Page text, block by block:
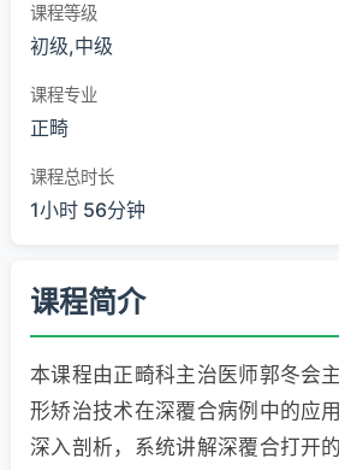
课程等级
初级,中级
课程专业
正畸
课程总时长
1小时 56分钟
课程简介
本课程由正畸科主治医师郭冬会
形矫治技术在深覆合病例中的应
深入剖析，系统讲解深覆合打开